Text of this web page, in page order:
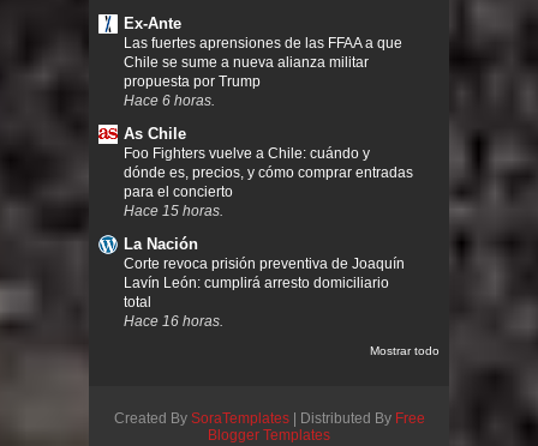
Ex-Ante
Las fuertes aprensiones de las FFAA a que
Chile se sume a nueva alianza militar
propuesta por Trump
Hace 6 horas.
As Chile
Foo Fighters vuelve a Chile: cuándo y
dónde es, precios, y cómo comprar entradas
para el concierto
Hace 15 horas.
La Nación
Corte revoca prisión preventiva de Joaquín
Lavín León: cumplirá arresto domiciliario
total
Hace 16 horas.
Mostrar todo
Created By SoraTemplates| Distributed By Free
Blogger Templates